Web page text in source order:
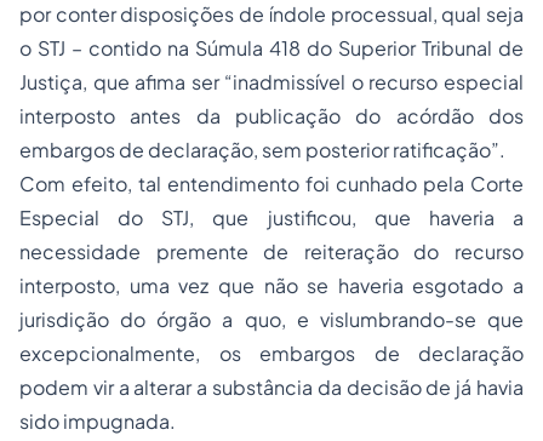
por conter disposições de índole processual, qual seja
o STJ – contido na Súmula 418 do Superior Tribunal de
Justiça, que afima ser“inadmissível o recurso especial
interposto antes da publicação do acórdão dos
embargos de declaração, sem posterior ratificação”.
Com efeito, tal entendimento foi cunhado pela Corte
Especial do STJ, que justificou, que haveria a
necessidade premente de reiteração do recurso
interposto, uma vez que não se haveria esgotado a
jurisdição do órgão a quo, e vislumbrando-se que
excepcionalmente, os embargos de declaração
podem vir a alterar a substância da decisão de já havia
sido impugnada.